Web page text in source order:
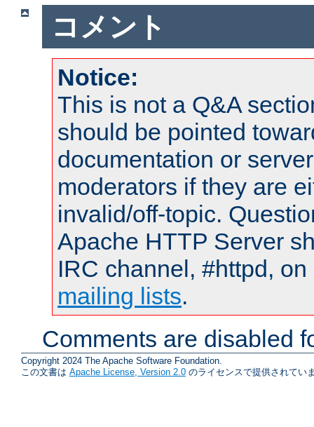
コメント
Notice:
This is not a Q&A
should be pointed
documentation or
moderators if they are
invalid/off-topic.
Apache HTTP Server
IRC channel, #httpd,
mailing lists.
Comments are disabled
Copyright 2024 The Apache Software Foundation.
この文書は Apache License, Version 2.0 のライセンスで提供されてい